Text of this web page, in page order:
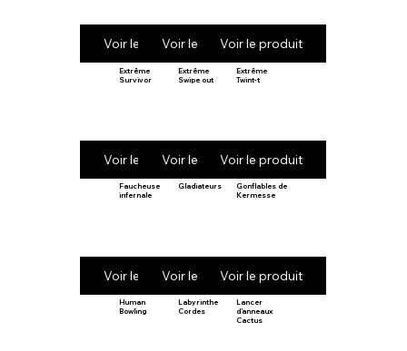
Voir le produitVoir le produitVoir le produit
Extrême
Survivor
Voir le produit
Extrême
Swipe out
Voir le produit
Extrême
Twint-t
Voir le produit
Faucheuse
infernale
Voir le produit
Gladiateurs
Voir le produit
Gonflables de
Kermesse
Voir le produit
Human
Bowling
Labyrinthe
Cordes
Lancer
d’anneaux
Cactus